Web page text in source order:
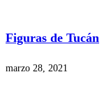
Figuras de Tucán
marzo 28, 2021